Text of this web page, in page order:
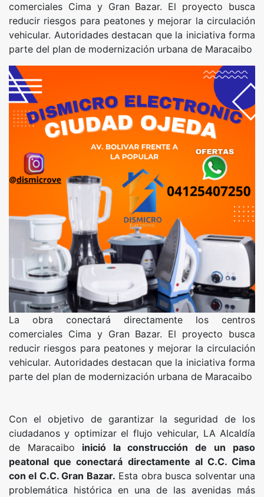
comerciales Cima y Gran Bazar. El proyecto busca
reducir riesgos para peatones y mejorar la circulación
vehicular. Autoridades destacan que la iniciativa forma
parte del plan de modernización urbana de Maracaibo
La obra conectará directamente los centros
comerciales Cima y Gran Bazar. El proyecto busca
reducir riesgos para peatones y mejorar la circulación
vehicular. Autoridades destacan que la iniciativa forma
parte del plan de modernización urbana de Maracaibo
Con el objetivo de garantizar la seguridad de los
ciudadanos y optimizar el flujo vehicular, LA Alcaldía
de Maracaibo inició la construcción de un paso
peatonal que conectará directamente al C.C. Cima
con el C.C. Gran Bazar. Esta obra busca solventar una
problemática histórica en una de las avenidas más